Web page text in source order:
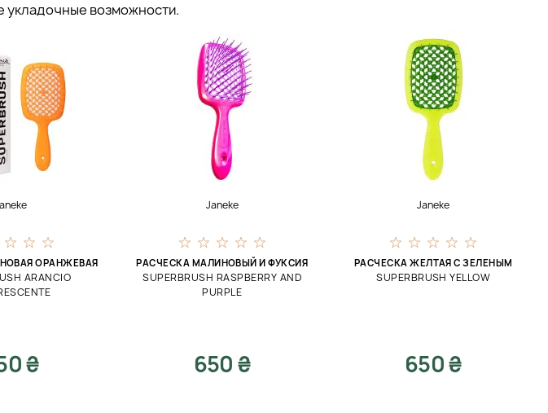
укладочные возможности.
ОРАНЖЕВАЯ
ARANCIO
₴
Janeke
РАСЧЕСКА МАЛИНОВЫЙ И ФУКСИЯ
SUPERBRUSH RASPBERRY AND
PURPLE
650 ₴
Janeke
РАСЧЕСКА ЖЕЛТАЯ С ЗЕЛЕНЫМ
SUPERBRUSH YELLOW
650 ₴